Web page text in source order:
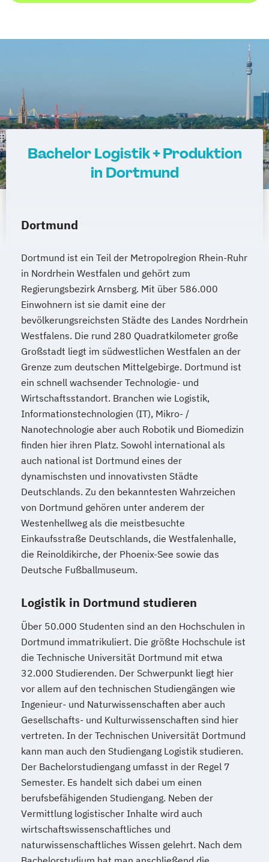
Bachelor Logistik + Produktion
in Dortmund
Dortmund
Dortmund ist ein Teil der Metropolregion Rhein-Ruhr
in Nordrhein Westfalen und gehört zum
Regierungsbezirk Arnsberg. Mit über 586.000
Einwohnern ist sie damit eine der
bevölkerungsreichsten Städte des Landes Nordrhein
Westfalens. Die rund 280 Quadratkilometer große
Großstadt liegt im südwestlichen Westfalen an der
Grenze zum deutschen Mittelgebirge. Dortmund ist
ein schnell wachsender Technologie- und
Wirtschaftsstandort. Branchen wie Logistik,
Informationstechnologien (IT), Mikro- /
Nanotechnologie aber auch Robotik und Biomedizin
finden hier ihren Platz. Sowohl international als
auch national ist Dortmund eines der
dynamischsten und innovativsten Städte
Deutschlands. Zu den bekanntesten Wahrzeichen
von Dortmund gehören unter anderem der
Westenhellweg als die meistbesuchte
Einkaufsstraße Deutschlands, die Westfalenhalle,
die Reinoldikirche, der Phoenix-See sowie das
Deutsche Fußballmuseum.
Logistik in Dortmund studieren
Über 50.000 Studenten sind an den Hochschulen in
Dortmund immatrikuliert. Die größte Hochschule ist
die Technische Universität Dortmund mit etwa
32.000 Studierenden. Der Schwerpunkt liegt hier
vor allem auf den technischen Studiengängen wie
Ingenieur- und Naturwissenschaften aber auch
Gesellschafts- und Kulturwissenschaften sind hier
vertreten. In der Technischen Universität Dortmund
kann man auch den Studiengang Logistik studieren.
Der Bachelorstudiengang umfasst in der Regel 7
Semester. Es handelt sich dabei um einen
berufsbefähigenden Studiengang. Neben der
Vermittlung logistischer Inhalte wird auch
wirtschaftswissenschaftliches und
naturwissenschaftliches Wissen gelehrt. Nach dem